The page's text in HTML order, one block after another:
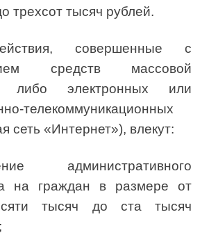
трехсот тысяч рублей.
совершенные с
средств массовой
либо электронных или
телекоммуникационных
сеть «Интернет»), влекут:
административного
на граждан в размере от
тысяч до ста тысяч